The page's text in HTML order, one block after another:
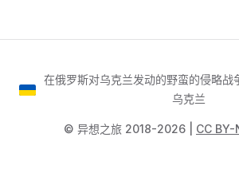
在俄罗斯对乌克兰发动的野蛮的侵略战
乌克兰
©️ 异想之旅 2018-2026 | CC